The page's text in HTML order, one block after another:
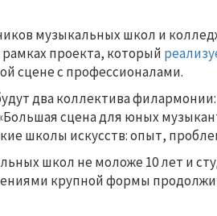
музыкальных школ и
проекта, который
сцене с профессионалами.
два коллектива
сцена для юных
школы искусств: опыт,
школ не моложе 10 лет и
крупной формы